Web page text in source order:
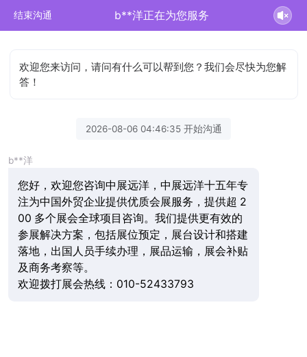
结束沟通 b**洋正在为您服务
欢迎您来访问，请问有什么可以帮到您？我们会尽快为您解
答！
2026-08-06 04:46:35 开始沟通
b**洋
您好，欢迎您咨询中展远洋，中展远洋十五年专
注为中国外贸企业提供优质会展服务，提供超 2
00 多个展会全球项目咨询。我们提供更有效的
参展解决方案，包括展位预定，展台设计和搭建
落地，出国人员手续办理，展品运输，展会补贴
及商务考察等。
欢迎拨打展会热线：010-52433793